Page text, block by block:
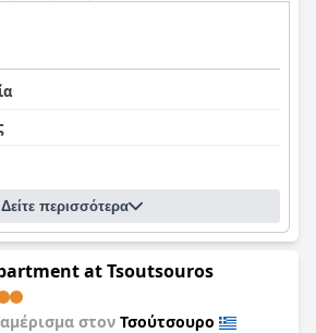
Δείτε περισσότερα
at Tsoutsouros
στον Τσούτσουρο